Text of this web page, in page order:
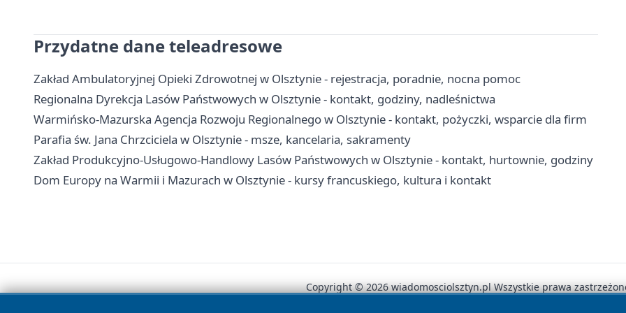
Przydatne dane teleadresowe
Zakład Ambulatoryjnej Opieki Zdrowotnej w Olsztynie - rejestracja, poradnie, nocna pomoc
Regionalna Dyrekcja Lasów Państwowych w Olsztynie - kontakt, godziny, nadleśnictwa
Warmińsko-Mazurska Agencja Rozwoju Regionalnego w Olsztynie - kontakt, pożyczki, wsparcie dla firm
Parafia św. Jana Chrzciciela w Olsztynie - msze, kancelaria, sakramenty
Zakład Produkcyjno-Usługowo-Handlowy Lasów Państwowych w Olsztynie - kontakt, hurtownie, godziny
Dom Europy na Warmii i Mazurach w Olsztynie - kursy francuskiego, kultura i kontakt
Copyright © 2026 wiadomosciolsztyn.pl Wszystkie prawa